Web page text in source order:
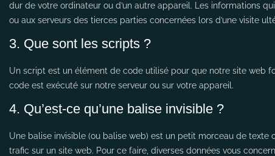
dur de votre ordinateur ou d’un autre appareil. Les informations
ou aux serveurs des tierces parties concernées lors d’une visite
3. Que sont les scripts ?
Un script est un élément de code utilisé pour que notre site web
code est exécuté sur notre serveur ou sur votre appareil.
4. Qu’est-ce qu’une balise invisible ?
Une balise invisible (ou balise web) est un petit morceau de texte
trafic sur un site web. Pour ce faire, diverses données vous